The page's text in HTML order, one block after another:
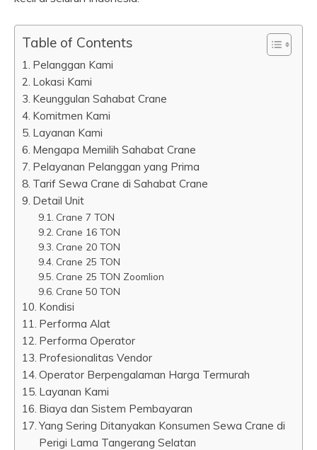
Table of Contents
Pelanggan Kami
Lokasi Kami
Keunggulan Sahabat Crane
Komitmen Kami
Layanan Kami
Mengapa Memilih Sahabat Crane
Pelayanan Pelanggan yang Prima
Tarif Sewa Crane di Sahabat Crane
Detail Unit
Crane 7 TON
Crane 16 TON
Crane 20 TON
Crane 25 TON
Crane 25 TON Zoomlion
Crane 50 TON
Kondisi
Performa Alat
Performa Operator
Profesionalitas Vendor
Operator Berpengalaman Harga Termurah
Layanan Kami
Biaya dan Sistem Pembayaran
Yang Sering Ditanyakan Konsumen Sewa Crane di
Perigi Lama Tangerang Selatan